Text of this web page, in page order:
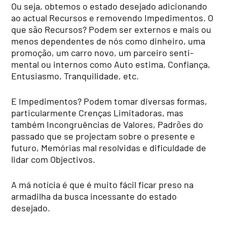
Ou seja, obtemos o estado dese­jado adicionando
ao actual Recur­sos e removendo Impedimentos. O
que são Recursos? Podem ser externos e mais ou
menos dependentes de nós como di­nheiro, uma
promoção, um carro novo, um parceiro senti­
mental ou internos como Auto estima, Confiança,
Entusiasmo, Tranquilidade, etc.
E Impedimentos? Podem tomar diversas formas,
particu­larmente Crenças Limitadoras, mas
também Incongruências de Valores, Padrões do
passado que se projectam sobre o pre­sente e
futuro, Memórias mal resolvidas e dificuldade de
lidar com Objectivos.
A má notícia é que é muito fácil ficar preso na
armadilha da busca incessante do estado
desejado.